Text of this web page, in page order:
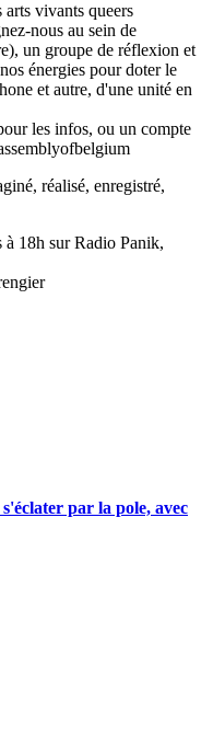
arts vivants queers
nous au sein de
un groupe de réflexion et
énergies pour doter le
et autre, d'une unité en
les infos, ou un compte
réalisé, enregistré,
à 18h sur Radio Panik,
par la pole, avec